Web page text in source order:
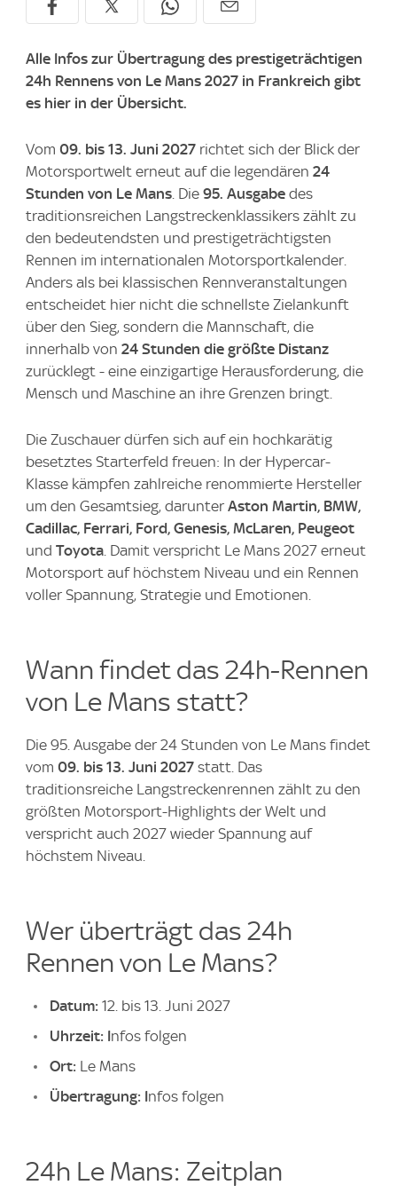
Alle Infos zur Übertragung des prestigeträchtigen
24h Rennens von Le Mans 2027 in Frankreich gibt
es hier in der Übersicht.
Vom 09. bis 13. Juni 2027 richtet sich der Blick der
Motorsportwelt erneut auf die legendären 24
Stunden von Le Mans. Die 95. Ausgabe des
traditionsreichen Langstreckenklassikers zählt zu
den bedeutendsten und prestigeträchtigsten
Rennen im internationalen Motorsportkalender.
Anders als bei klassischen Rennveranstaltungen
entscheidet hier nicht die schnellste Zielankunft
über den Sieg, sondern die Mannschaft, die
innerhalb von 24 Stunden die größte Distanz
zurücklegt - eine einzigartige Herausforderung, die
Mensch und Maschine an ihre Grenzen bringt.
Die Zuschauer dürfen sich auf ein hochkarätig
besetztes Starterfeld freuen: In der Hypercar-
Klasse kämpfen zahlreiche renommierte Hersteller
um den Gesamtsieg, darunter Aston Martin, BMW,
Cadillac, Ferrari, Ford, Genesis, McLaren, Peugeot
und Toyota. Damit verspricht Le Mans 2027 erneut
Motorsport auf höchstem Niveau und ein Rennen
voller Spannung, Strategie und Emotionen.
Wann findet das 24h-Rennen
von Le Mans statt?
Die 95. Ausgabe der 24 Stunden von Le Mans findet
vom 09. bis 13. Juni 2027 statt. Das
traditionsreiche Langstreckenrennen zählt zu den
größten Motorsport-Highlights der Welt und
verspricht auch 2027 wieder Spannung auf
höchstem Niveau.
Wer überträgt das 24h
Rennen von Le Mans?
Datum: 12. bis 13. Juni 2027
Uhrzeit: Infos folgen
Ort: Le Mans
Übertragung: Infos folgen
24h Le Mans: Zeitplan